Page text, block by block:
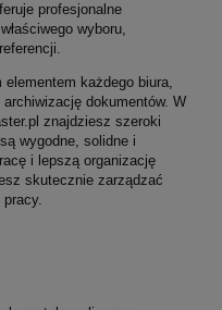
profesjonalne
wyboru,
elementem każdego biura,
dokumentów. W
znajdziesz szeroki
wygodne, solidne i
i lepszą organizację
skutecznie zarządzać